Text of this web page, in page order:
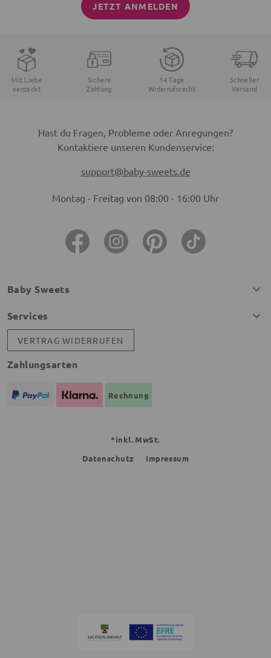
JETZT ANMELDEN
Mit Liebe
verpackt
Sichere
Zahlung
14 Tage
Widerrufsrecht
Schneller
Versand
Hast du Fragen, Probleme oder Anregungen?
Kontaktiere unseren Kundenservice:
support@baby-sweets.de
Montag - Freitag von 08:00 - 16:00 Uhr
Baby Sweets
Services
VERTRAG WIDERRUFEN
Zahlungsarten
Rechnung
*inkl. MwSt.
Datenschutz
Impressum